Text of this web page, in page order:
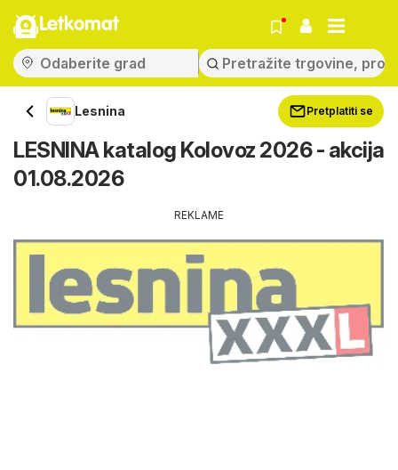
Letkomat
Lesnina Pretplatiti se
LESNINA katalog Kolovoz 2026 - akcija
01.08.2026
REKLAME